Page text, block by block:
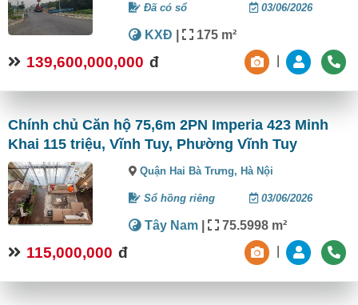
Đã có sổ 03/06/2026
KXĐ | 175 m²
139,600,000,000 đ
Chính chủ Căn hộ 75,6m 2PN Imperia 423 Minh
Khai 115 triệu, Vĩnh Tuy, Phường Vĩnh Tuy
Quận Hai Bà Trưng,Hà Nội
Sổ hồng riêng 03/06/2026
Tây Nam | 75.5998 m²
115,000,000 đ